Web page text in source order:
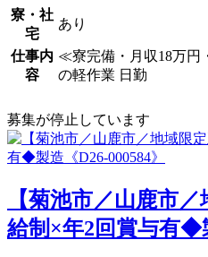
寮・社
宅
あり
仕事内
容
≪寮完備・月収18万円
の軽作業 日勤
募集が停止しています
【菊池市／山鹿市
給制×年2回賞与有◆